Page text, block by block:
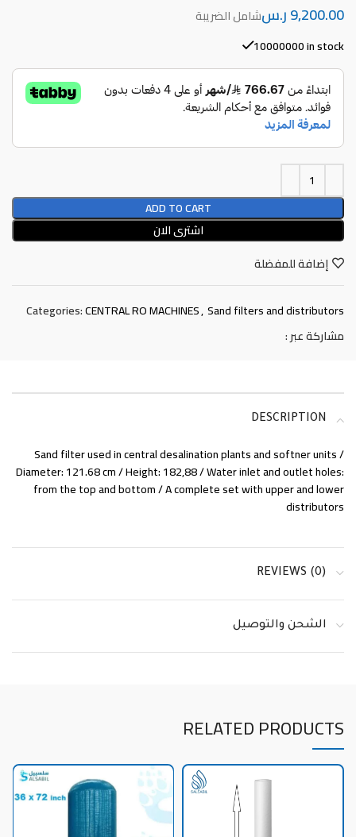
ر.س
10000000 in stock
ADD TO CART
اشترى الان
إضافة للمفضلة
Categories:CENTRAL RO MACHINES,Sand filters and distributors
مشاركة عبر :
DESCRIPTION
Sand filter used in central desalination plants and softner units /
Diameter: 121.68 cm / Height: 182,88 / Water inlet and outlet holes:
from the top and bottom / A complete set with upper and lower
distributors
REVIEWS (0)
الشحن والتوصيل
RELATED PRODUCTS